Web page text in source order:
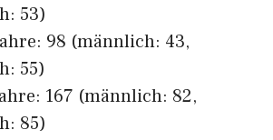
53)
98 (männlich: 43,
55)
167 (männlich: 82,
85)